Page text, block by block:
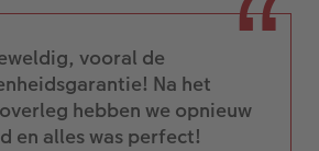
vooral de
Na het
hebben we opnieuw
en alles was perfect!